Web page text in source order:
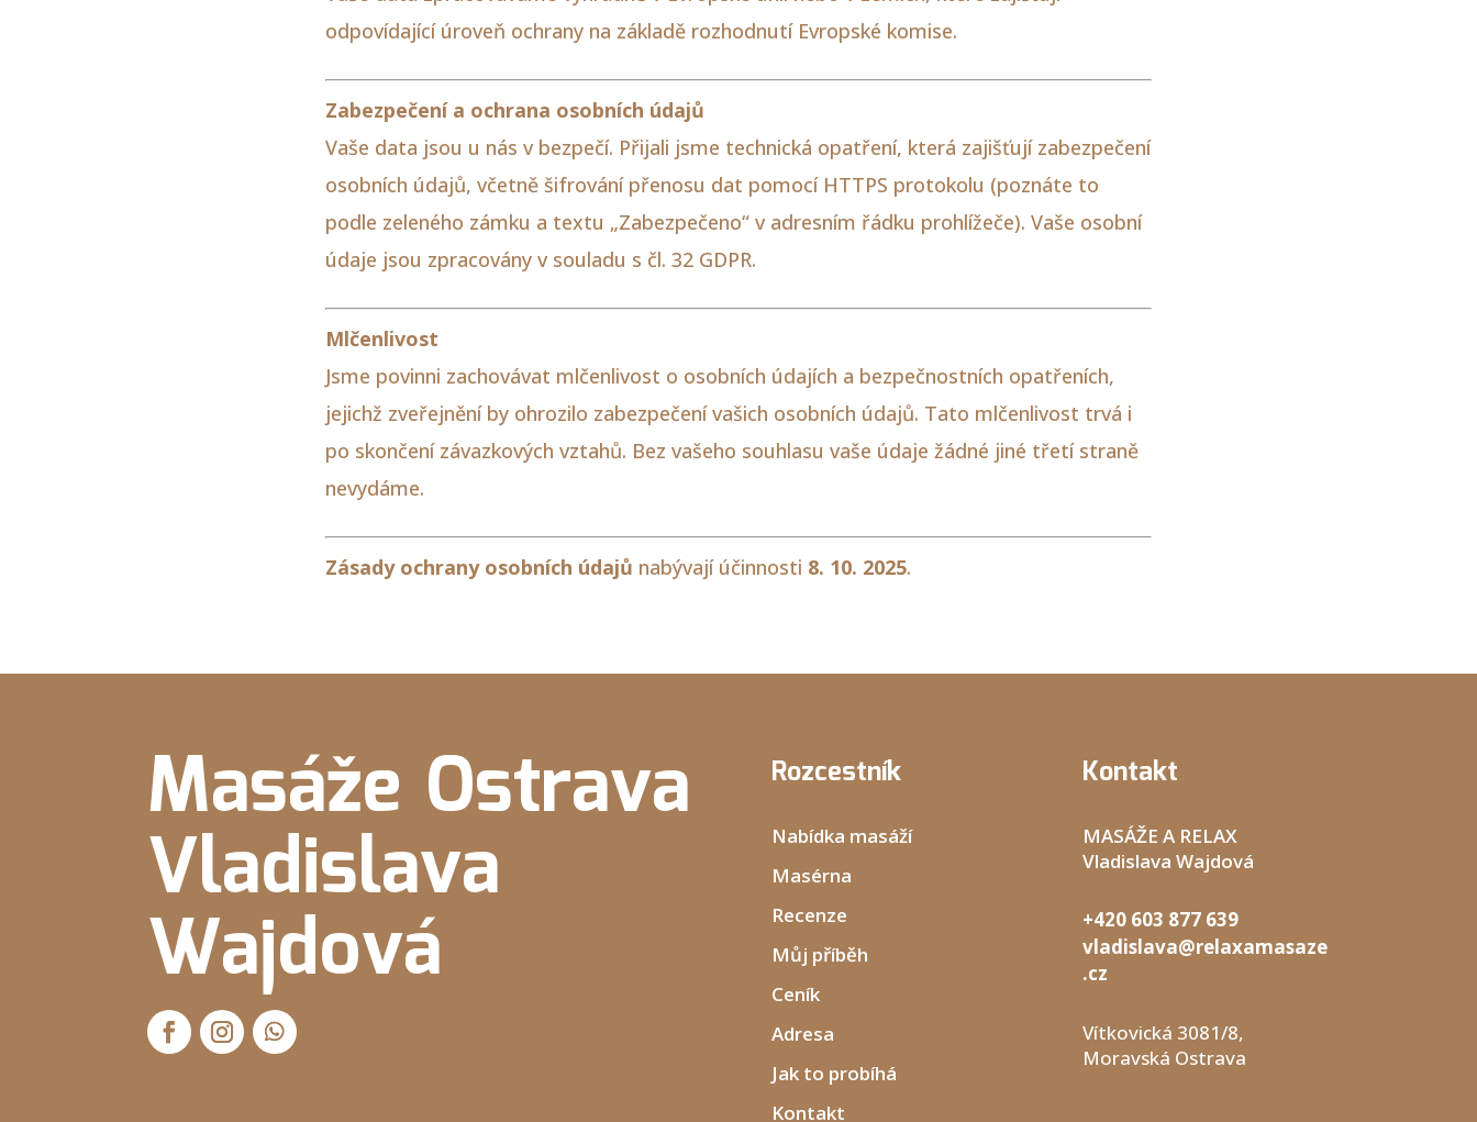
odpovídající úroveň ochrany na základě rozhodnutí Evropské komise.
Zabezpečení a ochrana osobních údajů
Vaše data jsou u nás v bezpečí. Přijali jsme technická opatření, která zajišťují zabezpečení
osobních údajů, včetně šifrování přenosu dat pomocí HTTPS protokolu (poznáte to
podle zeleného zámku a textu „Zabezpečeno“ v adresním řádku prohlížeče). Vaše osobní
údaje jsou zpracovány v souladu s čl. 32 GDPR.
Mlčenlivost
Jsme povinni zachovávat mlčenlivost o osobních údajích a bezpečnostních opatřeních,
jejichž zveřejnění by ohrozilo zabezpečení vašich osobních údajů. Tato mlčenlivost trvá i
po skončení závazkových vztahů. Bez vašeho souhlasu vaše údaje žádné jiné třetí straně
nevydáme.
Zásady ochrany osobních údajů nabývají účinnosti 8. 10. 2025.
Masáže Ostrava
Vladislava
Wajdová
Rozcestník
Nabídka masáží
Masérna
Recenze
Můj příběh
Ceník
Adresa
Jak to probíhá
Kontakt
Kontakt
MASÁŽE A RELAX
Vladislava Wajdová
+420 603 877 639
vladislava@relaxamasaze
.cz
Vítkovická 3081/8,
Moravská Ostrava